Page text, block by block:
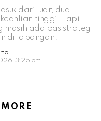
dari luar, dua-
tinggi. Tapi
masih ada pas strategi
di lapangan.
3:25 pm